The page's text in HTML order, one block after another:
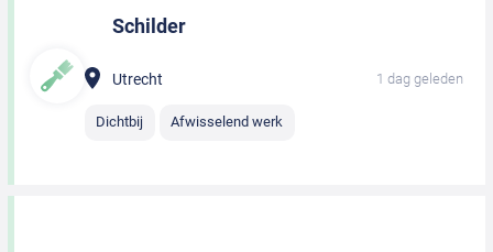
Schilder
Utrecht 1 dag geleden
Dichtbij Afwisselend werk